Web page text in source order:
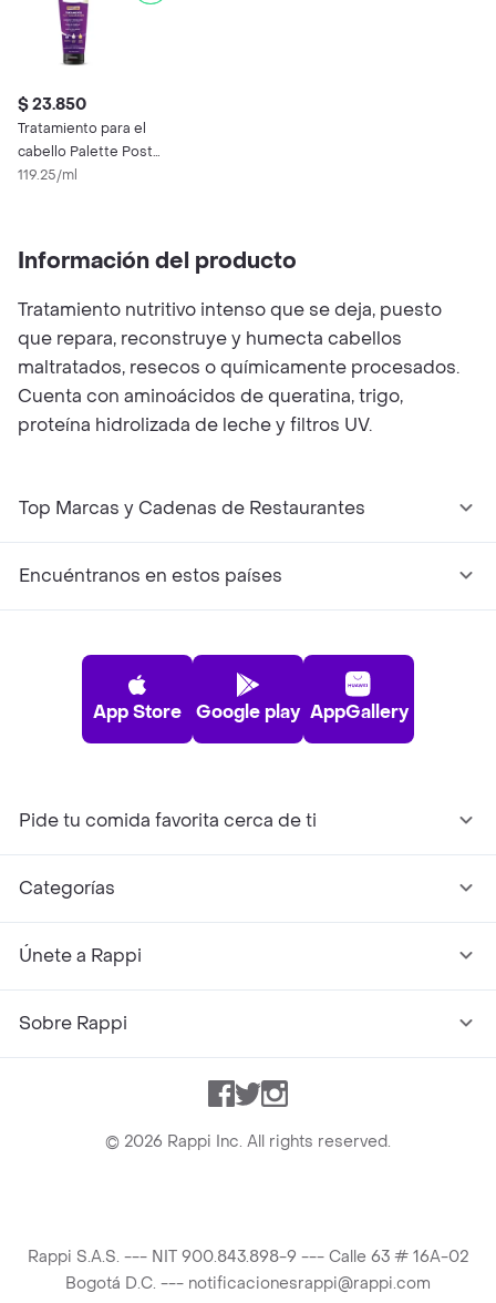
$ 23.850
Tratamiento para el
cabello Palette Post
Coloración 200 ml
119.25/ml
Información del producto
Tratamiento nutritivo intenso que se deja, puesto
que repara, reconstruye y humecta cabellos
maltratados, resecos o químicamente procesados.
Cuenta con aminoácidos de queratina, trigo,
proteína hidrolizada de leche y filtros UV.
Top Marcas y Cadenas de Restaurantes
Encuéntranos en estos países
App Store Google play AppGallery
Pide tu comida favorita cerca de ti
Categorías
Únete a Rappi
Sobre Rappi
Facebook
TwitterInstagram
© 2026 Rappi Inc. All rights reserved.
Rappi S.A.S. --- NIT 900.843.898-9 --- Calle 63 # 16A-02
Bogotá D.C. --- notificacionesrappi@rappi.com